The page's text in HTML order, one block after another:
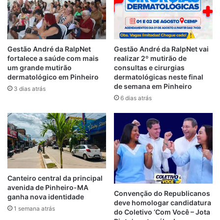
julgamento foi realizado na sala de
audiências do Fórum Juvenil Amorim
Ewerton.
Por Gilberto Lima
10 anos de cadeia Condenado
Guimarães-MA Homem
Gestão André da RalpNet
fortalece a saúde com mais
um grande mutirão
dermatológico em Pinheiro
3 dias atrás
Gestão André da RalpNet vai
realizar 2º mutirão de
consultas e cirurgias
dermatológicas neste final
de semana em Pinheiro
6 dias atrás
Canteiro central da principal
avenida de Pinheiro-MA
ganha nova identidade
1 semana atrás
Convenção do Republicanos
deve homologar candidatura
do Coletivo ‘Com Você – Jota